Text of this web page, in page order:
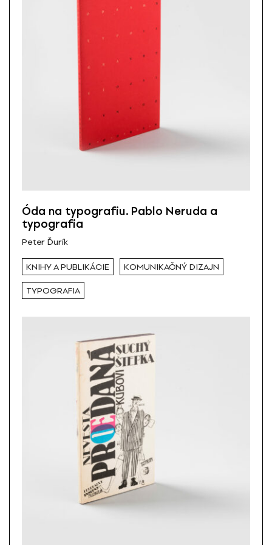
Óda na typografiu. Pablo Neruda a
typografia
Peter Ďurík
KNIHY A PUBLIKÁCIE KOMUNIKAČNÝ DIZAJN
TYPOGRAFIA